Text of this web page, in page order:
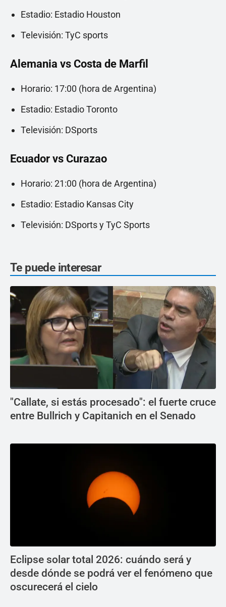
Estadio: Estadio Houston
Televisión: TyC sports
Alemania vs Costa de Marfil
Horario: 17:00 (hora de Argentina)
Estadio: Estadio Toronto
Televisión: DSports
Ecuador vs Curazao
Horario: 21:00 (hora de Argentina)
Estadio: Estadio Kansas City
Televisión: DSports y TyC Sports
Te puede interesar
"Callate, si estás procesado": el fuerte cruce
entre Bullrich y Capitanich en el Senado
Eclipse solar total 2026: cuándo será y
desde dónde se podrá ver el fenómeno que
oscurecerá el cielo